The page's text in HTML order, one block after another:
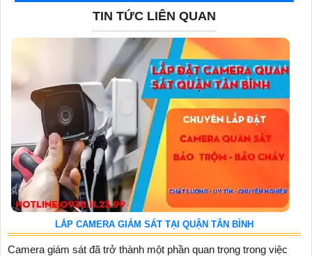
TIN TỨC LIÊN QUAN
LẮP CAMERA GIÁM SÁT TẠI QUẬN TÂN BÌNH
Camera giám sát đã trở thành một phần quan trọng trong việc